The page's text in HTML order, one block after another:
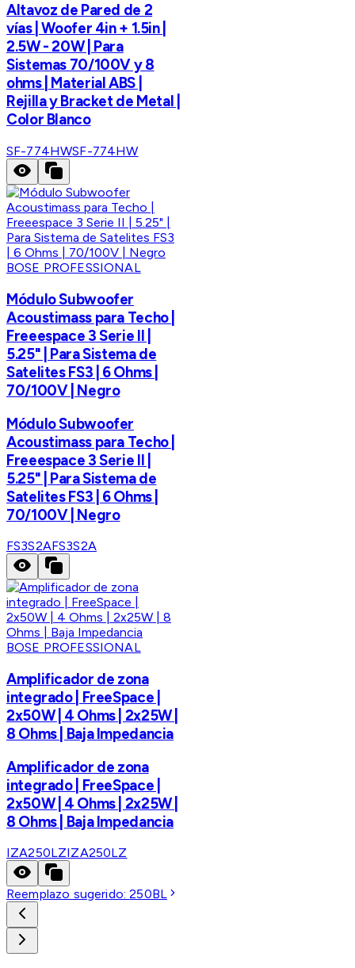
Altavoz de Pared de 2
vías | Woofer 4in + 1.5in |
2.5W - 20W | Para
Sistemas 70/100V y 8
ohms | Material ABS |
Rejilla y Bracket de Metal |
Color Blanco
SF-774HWSF-774HW
BOSE PROFESSIONAL
Módulo Subwoofer
Acoustimass para Techo |
Freeespace 3 Serie II |
5.25" | Para Sistema de
Satelites FS3 | 6 Ohms |
70/100V | Negro
Módulo Subwoofer
Acoustimass para Techo |
Freeespace 3 Serie II |
5.25" | Para Sistema de
Satelites FS3 | 6 Ohms |
70/100V | Negro
FS3S2AFS3S2A
BOSE PROFESSIONAL
Amplificador de zona
integrado | FreeSpace |
2x50W | 4 Ohms | 2x25W |
8 Ohms | Baja Impedancia
Amplificador de zona
integrado | FreeSpace |
2x50W | 4 Ohms | 2x25W |
8 Ohms | Baja Impedancia
IZA250LZIZA250LZ
Reemplazo sugerido:250BL